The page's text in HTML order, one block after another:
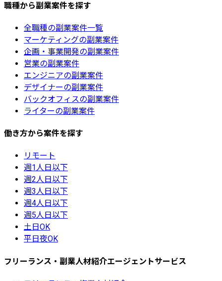
職種から副業案件を探す
全職種の副業案件一覧
マーケティングの副業案件
企画・事業開発の副業案件
営業の副業案件
エンジニアの副業案件
デザイナーの副業案件
バックオフィスの副業案件
ライターの副業案件
働き方から案件を探す
リモート
週1人日以下
週2人日以下
週3人日以下
週4人日以下
週5人日以下
土日OK
平日夜OK
フリーランス・副業人材紹介エージェントサービス